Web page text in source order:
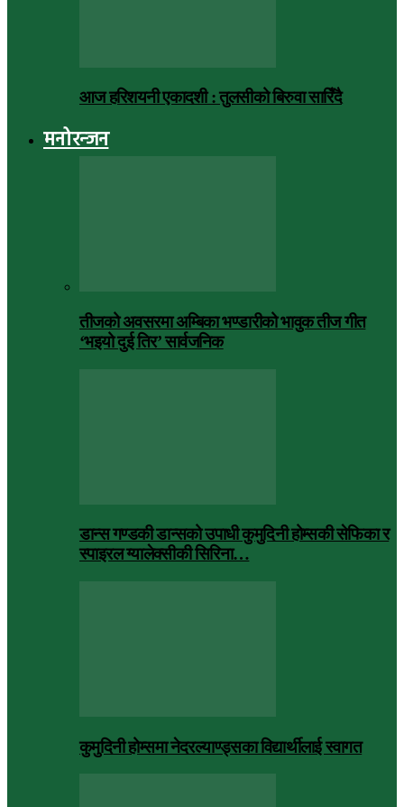
आज हरिशयनी एकादशी : तुलसीको बिरुवा सारिँदै
मनोरन्जन
तीजको अवसरमा अम्बिका भण्डारीको भावुक तीज गीत
‘भइयो दुई तिर’ सार्वजनिक
डान्स गण्डकी डान्सको उपाधी कुमुदिनी होम्सकी सेफिका र
स्पाइरल ग्यालेक्सीकी सिरिना…
कुमुदिनी होम्समा नेदरल्याण्ड्सका विद्यार्थीलाई स्वागत